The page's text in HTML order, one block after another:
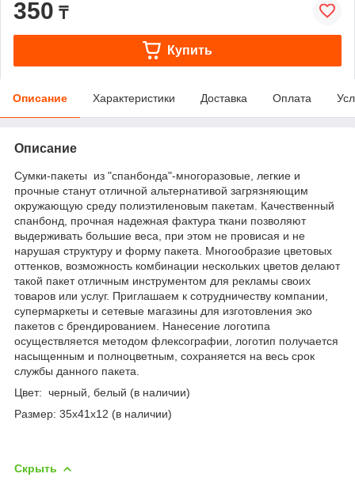
350 ₸
Купить
Описание Характеристики Доставка Оплата
Описание
Сумки-пакеты из "спанбонда"-многоразовые, легкие и
прочные станут отличной альтернативой загрязняющим
окружающую среду полиэтиленовым пакетам. Качественный
спанбонд, прочная надежная фактура ткани позволяют
выдерживать большие веса, при этом не провисая и не
нарушая структуру и форму пакета. Многообразие цветовых
оттенков, возможность комбинации нескольких цветов делают
такой пакет отличным инструментом для рекламы своих
товаров или услуг. Приглашаем к сотрудничеству компании,
супермаркеты и сетевые магазины для изготовления эко
пакетов с брендированием. Нанесение логотипа
осуществляется методом флексографии, логотип получается
насыщенным и полноцветным, сохраняется на весь срок
службы данного пакета.
Цвет: черный, белый (в наличии)
Размер: 35x41x12 (в наличии)
Скрыть